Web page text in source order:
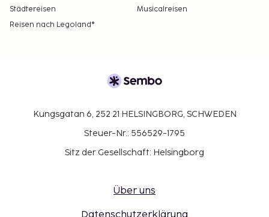
Städtereisen
Musicalreisen
Reisen nach Legoland®
Kungsgatan 6, 252 21 HELSINGBORG, SCHWEDEN
Steuer-Nr.: 556529-1795
Sitz der Gesellschaft: Helsingborg
Über uns